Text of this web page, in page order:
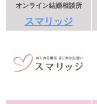
オンライン結婚相談所
スマリッジ